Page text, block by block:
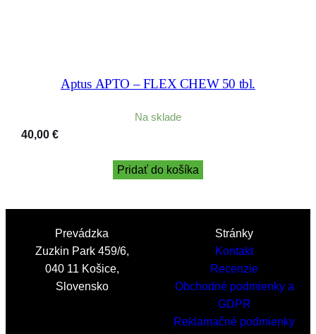
Aptus APTO – FLEX CHEW 50 tbl.
Na sklade
40,00 €
Pridať do košíka
Prevádzka
Zuzkin Park 459/6,
040 11 Košice,
Slovensko
Stránky
Kontakt
Recenzie
Obchodné podmienky a
GDPR
Reklamačné podmienky